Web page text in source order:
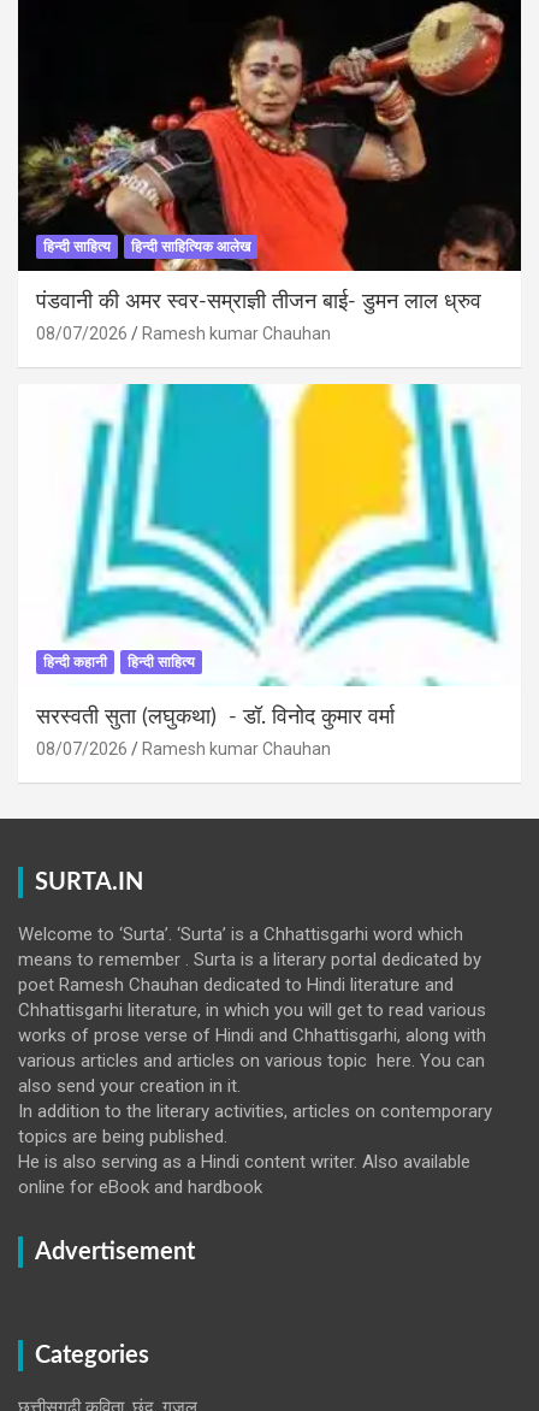
हिन्दी साहित्य हिन्दी साहित्यिक आलेख
पंडवानी की अमर स्वर-सम्राज्ञी तीजन बाई- डुमन लाल ध्रुव
08/07/2026 Ramesh kumar Chauhan
हिन्दी कहानी हिन्दी साहित्य
सरस्वती सुता (लघुकथा) ​- डॉ. विनोद कुमार वर्मा
08/07/2026 Ramesh kumar Chauhan
SURTA.IN
Welcome to ‘Surta’. ‘Surta’ is a Chhattisgarhi word which
means to remember . Surta is a literary portal dedicated by
poet Ramesh Chauhan dedicated to Hindi literature and
Chhattisgarhi literature, in which you will get to read various
works of prose verse of Hindi and Chhattisgarhi, along with
various articles and articles on various topic here. You can
also send your creation in it.
In addition to the literary activities, articles on contemporary
topics are being published.
He is also serving as a Hindi content writer. Also available
online for eBook and hardbook
Advertisement
Categories